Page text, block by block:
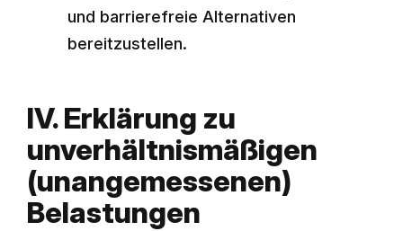
und barrierefreie Alternativen
bereitzustellen.
IV. Erklärung zu
unverhältnismäßigen
(unangemessenen)
Belastungen